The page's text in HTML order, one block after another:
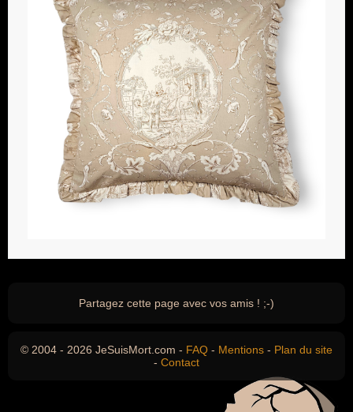
Partagez cette page avec vos amis ! ;-)
© 2004 - 2026 JeSuisMort.com - FAQ - Mentions - Plan du site
- Contact